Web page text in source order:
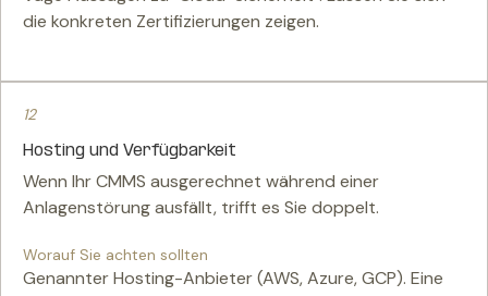
die konkreten Zertifizierungen zeigen.
12
Hosting und Verfügbarkeit
Wenn Ihr CMMS ausgerechnet während einer
Anlagenstörung ausfällt, trifft es Sie doppelt.
Worauf Sie achten sollten
Genannter Hosting-Anbieter (AWS, Azure, GCP). Eine